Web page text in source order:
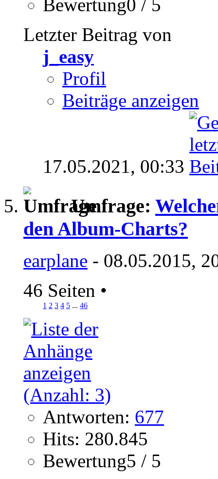
Bewertung0 / 5
Letzter Beitrag von
j_easy
Profil
Beiträge anzeigen
17.05.2021, 00:33
Umfrage:
den Album-Charts?
earplane - 08.05.2015,
46 Seiten •
1 2 3 4 5 ... 46
Antworten: 677
Hits: 280.845
Bewertung5 / 5